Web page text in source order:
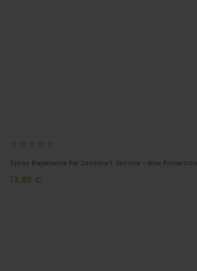
Spray Repellente Per Zanzare E Zecche - Max Protection
13,90 €
Aggiungi
Carrello